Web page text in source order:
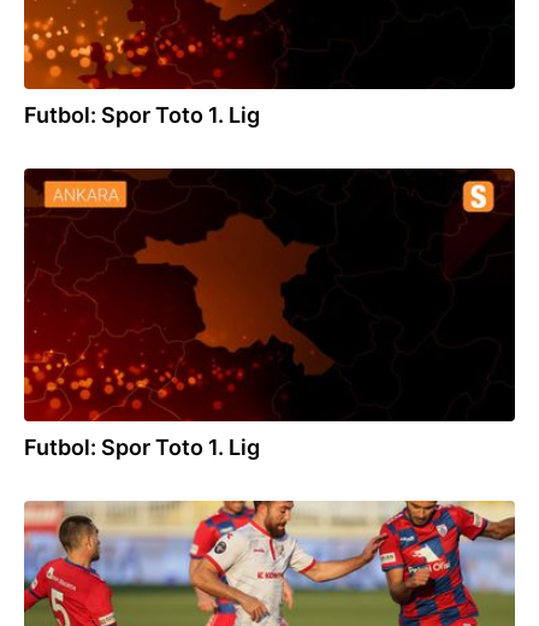
Futbol: Spor Toto 1. Lig
16.01.2022
Futbol: Spor Toto 1. Lig
24.12.2021